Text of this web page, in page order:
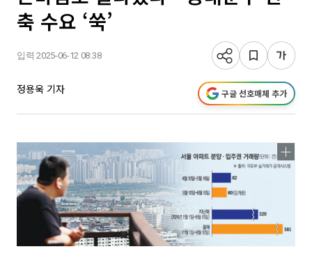
축 수요 ‘쑥’
입력 2025-06-12 08:38
정용욱 기자 구글 선호매체 추가